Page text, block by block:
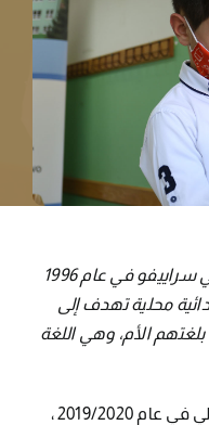
تأسست مدرسة الأمل الابتدائية في سراييفو في عام 1996
محلية تهدف إلى
الأم، وهي اللغة
ولزيادة الطلب داخل المجتمع المحلي في عام 2019/2020 ،